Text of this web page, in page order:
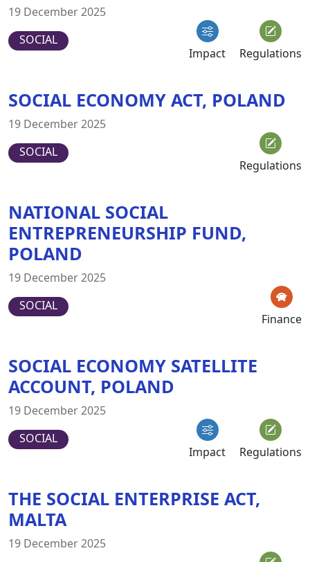
19 December 2025
SOCIAL
Impact
Regulations
SOCIAL ECONOMY ACT, POLAND
19 December 2025
SOCIAL
Regulations
NATIONAL SOCIAL
ENTREPRENEURSHIP FUND,
POLAND
19 December 2025
SOCIAL
Finance
SOCIAL ECONOMY SATELLITE
ACCOUNT, POLAND
19 December 2025
SOCIAL
Impact
Regulations
THE SOCIAL ENTERPRISE ACT,
MALTA
19 December 2025